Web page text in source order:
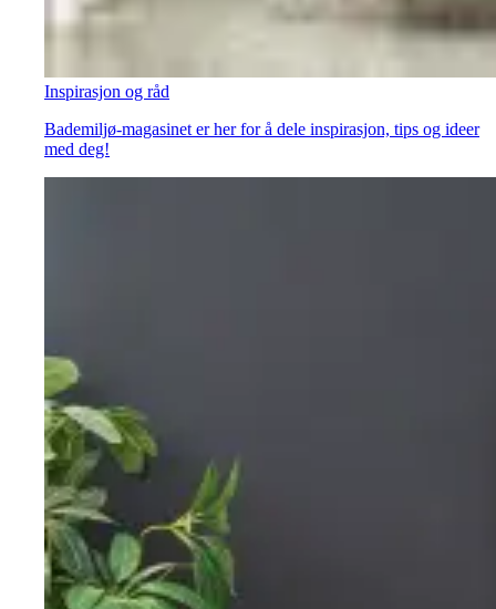
Inspirasjon og råd
Bademiljø-magasinet er her for å dele inspirasjon, tips og ideer
med deg!